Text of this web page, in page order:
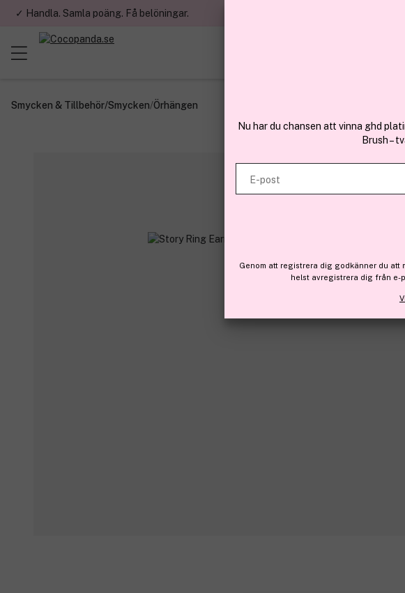
✓ Handla. Samla poäng. Få belöningar.
Smycken & Tillbehör/Smycken/Örhängen
Nu har du chansen att vinna ghd
Brush –
E-post
Genom att registrera dig godkänner du att
helst avregistrera dig från e-